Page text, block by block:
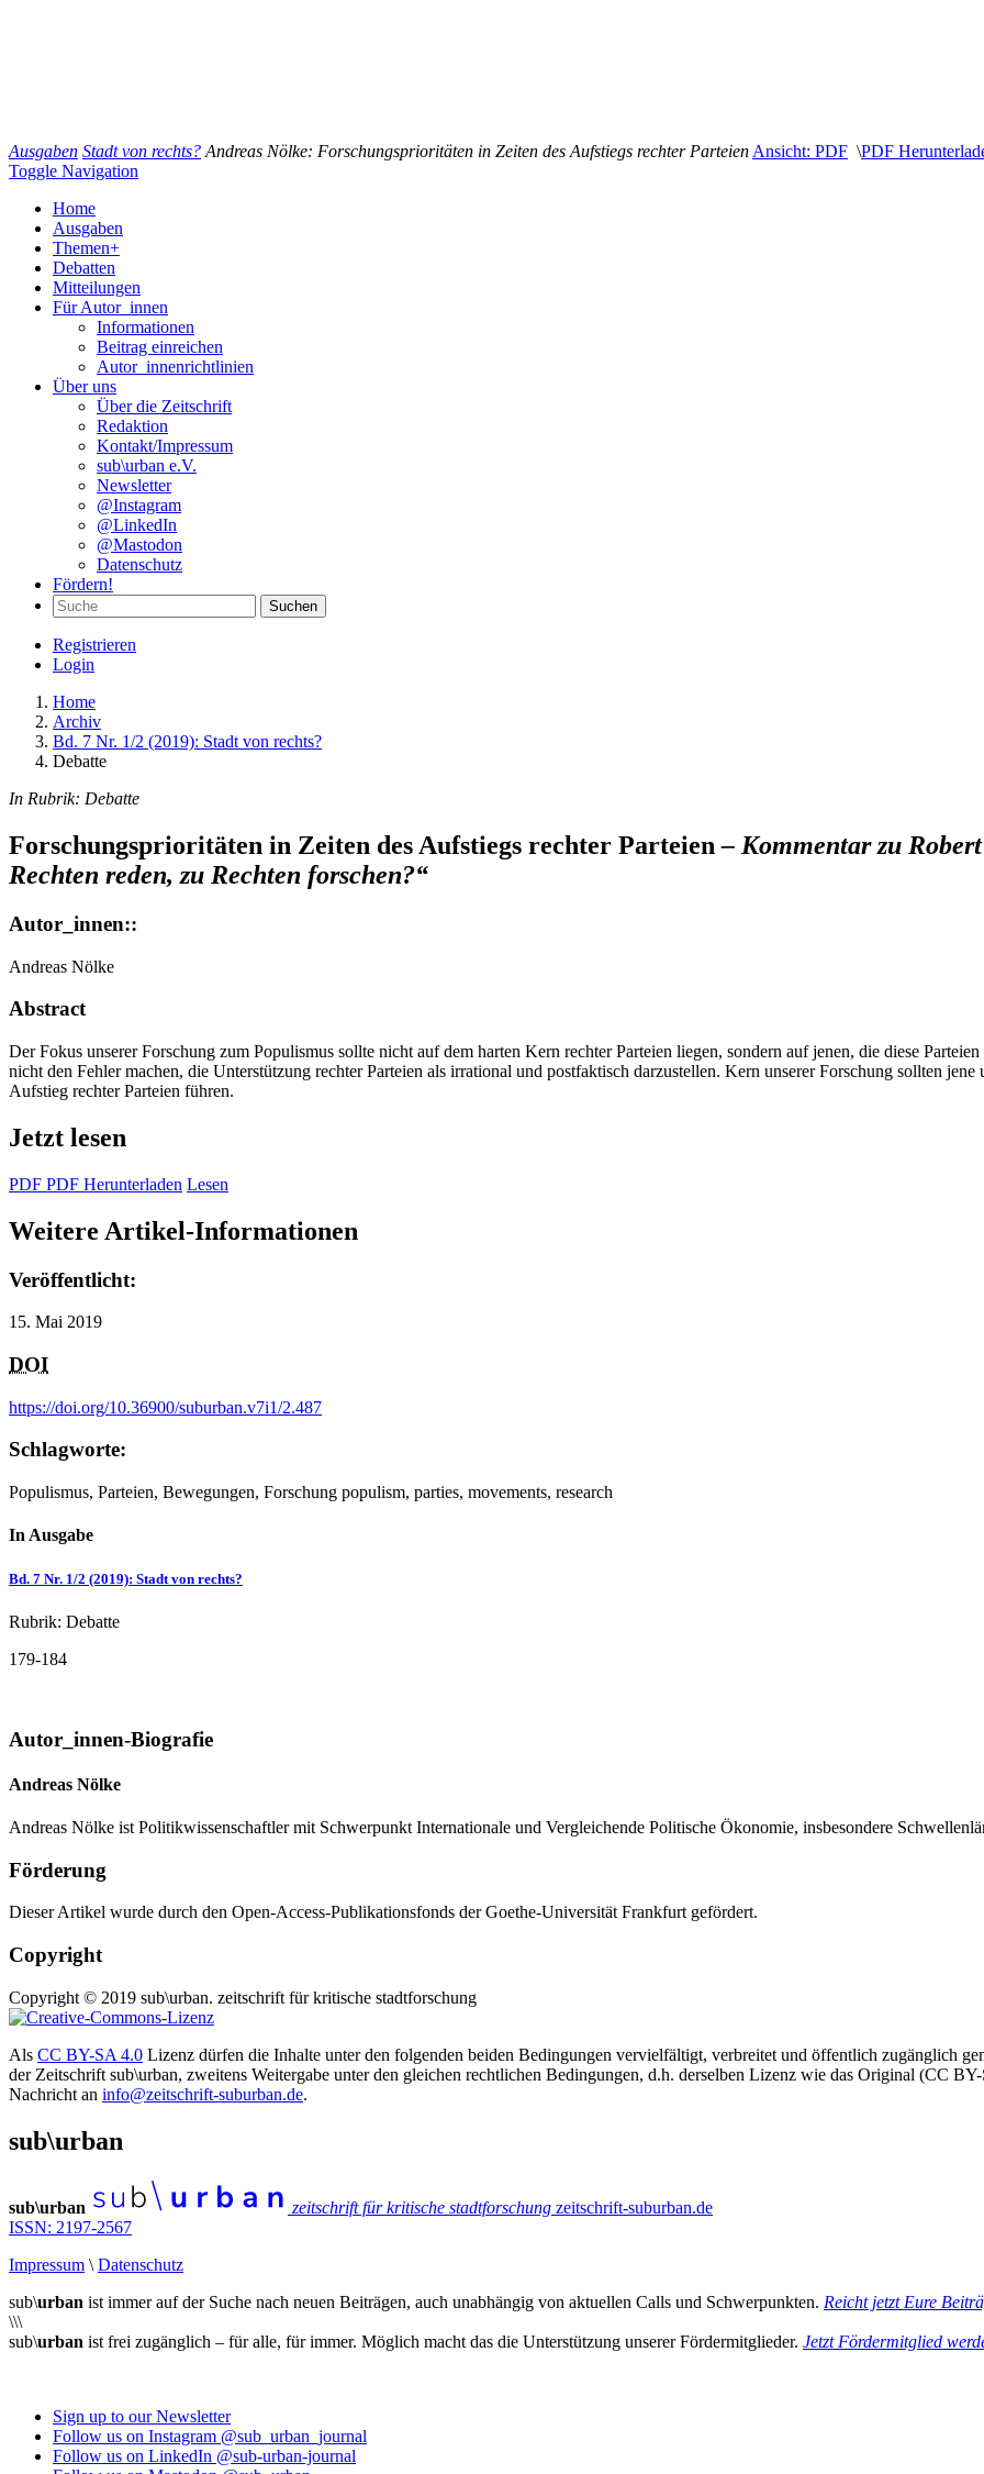
Ausgaben Stadt von rechts? Andreas Nölke: Forschungsprioritäten in Zeiten des Aufstiegs rechter Parteien Ansicht: PDF \PDF
Toggle Navigation
Home
Ausgaben
Themen+
Debatten
Mitteilungen
Für Autor_innen
Informationen
Beitrag einreichen
Autor_innenrichtlinien
Über uns
Über die Zeitschrift
Redaktion
Kontakt/Impressum
sub\urban e.V.
Newsletter
@Instagram
@LinkedIn
@Mastodon
Datenschutz
Fördern!
Suchen
Registrieren
Login
Home
Archiv
Bd. 7 Nr. 1/2 (2019): Stadt von rechts?
Debatte
In Rubrik: Debatte
Forschungsprioritäten in Zeiten des Aufstiegs rechter Parteien – Kommentar zu
Rechten reden, zu Rechten forschen?“
Autor_innen::
Andreas Nölke
Abstract
Der Fokus unserer Forschung zum Populismus sollte nicht auf dem harten Kern rechter Parteien liegen, sondern auf jenen, die diese
nicht den Fehler machen, die Unterstützung rechter Parteien als irrational und postfaktisch darzustellen. Kern unserer Forschung sollten
Aufstieg rechter Parteien führen.
Jetzt lesen
PDF PDF Herunterladen Lesen
Weitere Artikel-Informationen
Veröffentlicht:
15. Mai 2019
DOI
https://doi.org/10.36900/suburban.v7i1/2.487
Schlagworte:
Populismus, Parteien, Bewegungen, Forschung populism, parties, movements, research
In Ausgabe
Bd. 7 Nr. 1/2 (2019): Stadt von rechts?
Rubrik: Debatte
179-184
Autor_innen-Biografie
Andreas Nölke
Andreas Nölke ist Politikwissenschaftler mit Schwerpunkt Internationale und Vergleichende Politische Ökonomie, insbesondere
Förderung
Dieser Artikel wurde durch den Open-Access-Publikationsfonds der Goethe-Universität Frankfurt gefördert.
Copyright
Copyright © 2019 sub\urban. zeitschrift für kritische stadtforschung
Als CC BY-SA 4.0 Lizenz dürfen die Inhalte unter den folgenden beiden Bedingungen vervielfältigt, verbreitet und öffentlich zugänglich
der Zeitschrift sub\urban, zweitens Weitergabe unter den gleichen rechtlichen Bedingungen, d.h. derselben Lizenz wie das Original (CC
Nachricht an info@zeitschrift-suburban.de.
sub\urban
sub\urban zeitschrift für kritische stadtforschung zeitschrift-suburban.de
ISSN: 2197-2567
Impressum \ Datenschutz
sub\urban ist immer auf der Suche nach neuen Beiträgen, auch unabhängig von aktuellen Calls und Schwerpunkten. Reicht jetzt Eure
\\\
sub\urban ist frei zugänglich – für alle, für immer. Möglich macht das die Unterstützung unserer Fördermitglieder. Jetzt Fördermitglied
Sign up to our Newsletter
Follow us on Instagram @sub_urban_journal
Follow us on LinkedIn @sub-urban-journal